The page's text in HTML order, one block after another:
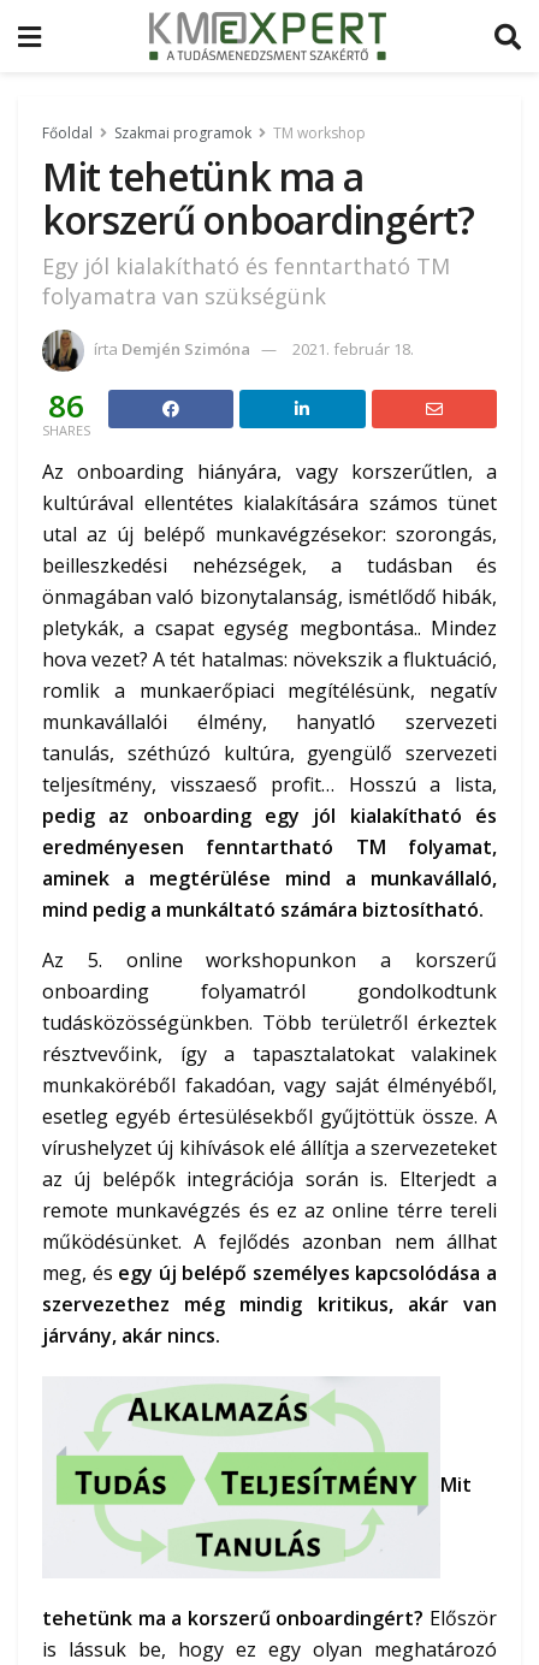
Főoldal Szakmai programok TM workshop
Mit tehetünk ma a
korszerű onboardingért?
Egy jól kialakítható és fenntartható TM
folyamatra van szükségünk
írta Demjén Szimóna 2021. február 18.
86
SHARES
Az onboarding hiányára, vagy korszerűtlen, a
kultúrával ellentétes kialakítására számos tünet
utal az új belépő munkavégzésekor: szorongás,
beilleszkedési nehézségek, a tudásban és
önmagában való bizonytalanság, ismétlődő hibák,
pletykák, a csapat egység megbontása.. Mindez
hova vezet? A tét hatalmas: növekszik a fluktuáció,
romlik a munkaerőpiaci megítélésünk, negatív
munkavállalói élmény, hanyatló szervezeti
tanulás, széthúzó kultúra, gyengülő szervezeti
teljesítmény, visszaeső profit… Hosszú a lista,
pedig az onboarding egy jól kialakítható és
eredményesen fenntartható TM folyamat,
aminek a megtérülése mind a munkavállaló,
mind pedig a munkáltató számára biztosítható.
Az 5. online workshopunkon a korszerű
onboarding folyamatról gondolkodtunk
tudásközösségünkben. Több területről érkeztek
résztvevőink, így a tapasztalatokat valakinek
munkaköréből fakadóan, vagy saját élményéből,
esetleg egyéb értesülésekből gyűjtöttük össze. A
vírushelyzet új kihívások elé állítja a szervezeteket
az új belépők integrációja során is. Elterjedt a
remote munkavégzés és ez az online térre tereli
működésünket. A fejlődés azonban nem állhat
meg, és egy új belépő személyes kapcsolódása a
szervezethez még mindig kritikus, akár van
járvány, akár nincs.
Mit
tehetünk ma a korszerű onboardingért? Először
is lássuk be, hogy ez egy olyan meghatározó